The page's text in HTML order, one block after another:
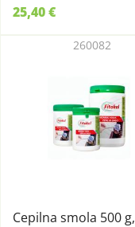
25,40 €
Cepilna smola 500 g,
260082